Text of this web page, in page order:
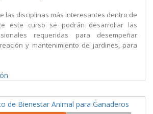
las disciplinas más interesantes dentro de
este curso se podrán desarrollar las
requeridas para desempeñar
y mantenimiento de jardines, para